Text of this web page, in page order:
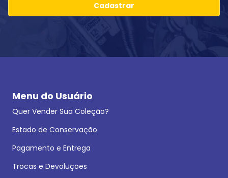
Cadastrar
Menu do Usuário
Quer Vender Sua Coleção?
Estado de Conservação
Pagamento e Entrega
Trocas e Devoluções